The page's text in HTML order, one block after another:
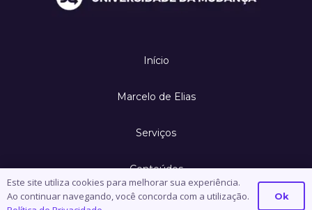
Início
Marcelo de Elias
Serviços
Conteúdos
Este site utiliza cookies para melhorar sua experiência.
Ao continuar navegando, você concorda com a utilização.
Ok